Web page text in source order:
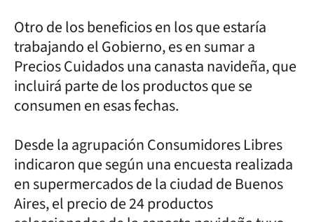
Otro de los beneficios en los que estaría
trabajando el Gobierno, es en sumar a
Precios Cuidados una canasta navideña, que
incluirá parte de los productos que se
consumen en esas fechas.
Desde la agrupación Consumidores Libres
indicaron que según una encuesta realizada
en supermercados de la ciudad de Buenos
Aires, el precio de 24 productos